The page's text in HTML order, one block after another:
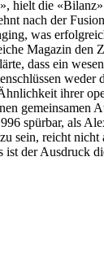
hielt die
nach der
was
Magazin den
dass ein
weder
ihrer
gemeinsamen
spürbar, als
sein, reicht
ist der Ausdruck